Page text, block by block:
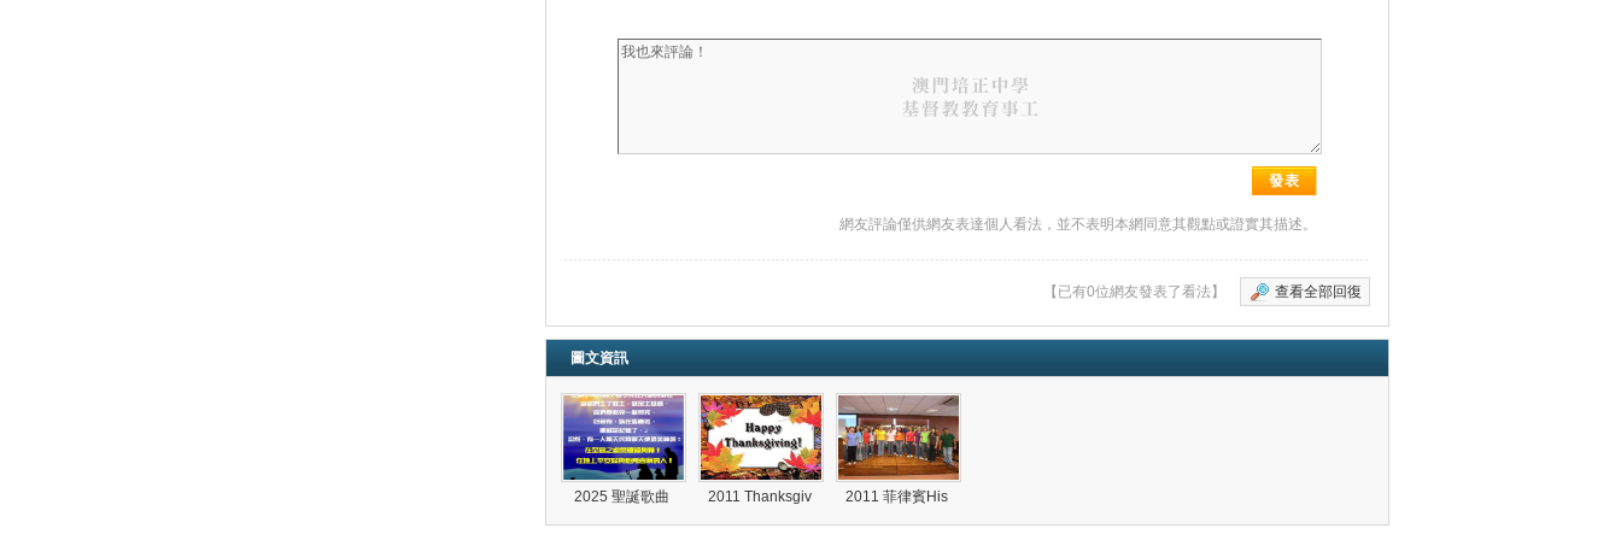
網友評論僅供網友表達個人看法，並不表明本網同意其觀點或證實其描述。
查看全部回復
【已有0位網友發表了看法】
圖文資訊
2025 聖誕歌曲 2011 Thanksgiv 2011 菲律賓His